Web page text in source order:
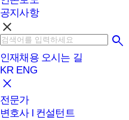
공지사항
clear
인재채용 오시는 길
KR ENG
전문가
변호사 l 컨설턴트